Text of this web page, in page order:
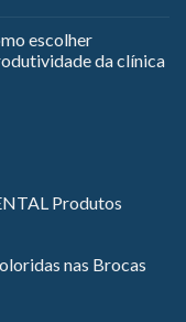
escolher
da clínica
Produtos
nas Brocas